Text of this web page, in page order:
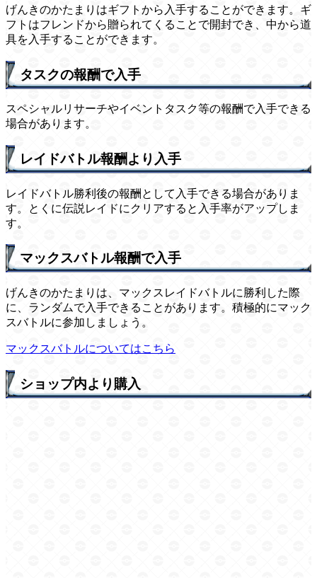
げんきのかたまりはギフトから入手することができます。ギ
フトはフレンドから贈られてくることで開封でき、中から道
具を入手することができます。
タスクの報酬で入手
スペシャルリサーチやイベントタスク等の報酬で入手できる
場合があります。
レイドバトル報酬より入手
レイドバトル勝利後の報酬として入手できる場合がありま
す。とくに伝説レイドにクリアすると入手率がアップしま
す。
マックスバトル報酬で入手
げんきのかたまりは、マックスレイドバトルに勝利した際
に、ランダムで入手できることがあります。積極的にマック
スバトルに参加しましょう。
マックスバトルについてはこちら
ショップ内より購入